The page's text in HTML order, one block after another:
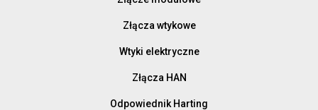
Złącza wtykowe
Wtyki elektryczne
Złącza HAN
Odpowiednik Harting